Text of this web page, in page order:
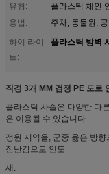
유형:
플라스틱 체인
용법:
주차, 동물원,
하이 라이
트:
플라스틱 방벽
직경 3개 MM 검정 PE 도로
플라스틱 사슬은 다양한 다
은 이용될 수 있습니다
정원 지역을, 군중 옳은 방
장난감으로 인도
새.